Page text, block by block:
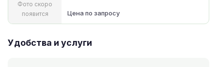
Фото скоро
появится
Цена по запросу
Удобства и услуги